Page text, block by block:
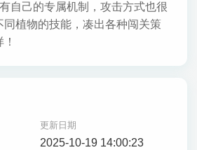
自己的专属机制，攻击方式也很
植物的技能，凑出各种闯关策
更新日期
2025-10-19 14:00:23